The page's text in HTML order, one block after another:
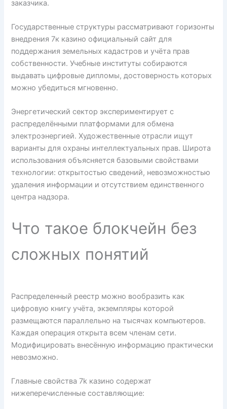
заказчика.
Государственные структуры рассматривают горизонты
внедрения 7к казино официальный сайт для
поддержания земельных кадастров и учёта прав
собственности. Учебные институты собираются
выдавать цифровые дипломы, достоверность которых
можно убедиться мгновенно.
Энергетический сектор экспериментирует с
распределёнными платформами для обмена
электроэнергией. Художественные отрасли ищут
варианты для охраны интеллектуальных прав. Широта
использования объясняется базовыми свойствами
технологии: открытостью сведений, невозможностью
удаления информации и отсутствием единственного
центра надзора.
Что такое блокчейн без
сложных понятий
Распределенный реестр можно вообразить как
цифровую книгу учёта, экземпляры которой
размещаются параллельно на тысячах компьютеров.
Каждая операция открыта всем членам сети.
Модифицировать внесённую информацию практически
невозможно.
Главные свойства 7k казино содержат
нижеперечисленные составляющие: